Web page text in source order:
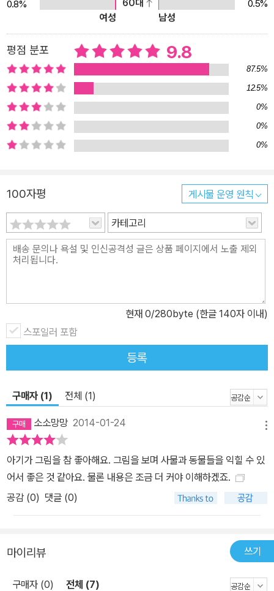
0.8%
60대
0.5%
여성
남성
평점 분포 9.8
87.5%
12.5%
0%
0%
0%
100자평 게시물 운영 원칙
카테고리
현재 0/280byte (한글 140자 이내)
스포일러 포함
등록
구매자 (1) 전체 (1)
소소망망 2014-01-24
아기가 그림을 참 좋아해요. 그림을 보며 사물과 동물들을 익힐 수 있
어서 좋은 것 같아요. 물론 내용은 조금 더 커야 이해하겠죠.
공감 (0) 댓글 (0)
마이리뷰 쓰기
구매자 (0) 전체 (7)